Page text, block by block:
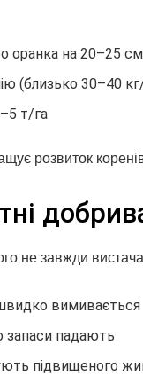
оранка на 20–25 см
(близько 30–40 кг/
т/га
розвиток
не завжди
вимивається
запаси падають
підвищеного